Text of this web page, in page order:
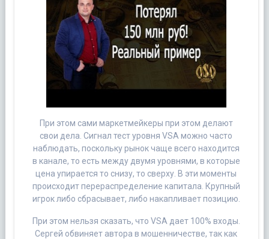
При этом сами маркетмейкеры при этом делают
свои дела. Сигнал тест уровня VSA можно часто
наблюдать, поскольку рынок чаще всего находится
в канале, то есть между двумя уровнями, в которые
цена упирается то снизу, то сверху. В эти моменты
происходит перераспределение капитала. Крупный
игрок либо сбрасывает, либо накапливает позицию.
При этом нельзя сказать, что VSA дает 100% входы.
Сергей обвиняет автора в мошенничестве, так как